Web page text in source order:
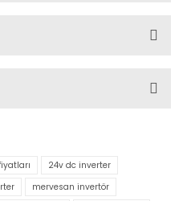
öneri formunu
ederiz.
24v dc inverter
mervesan invertör